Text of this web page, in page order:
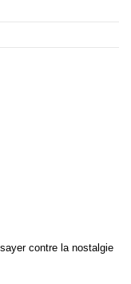
contre la nostalgie